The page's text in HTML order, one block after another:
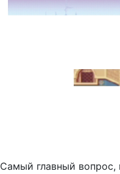
Самый главный